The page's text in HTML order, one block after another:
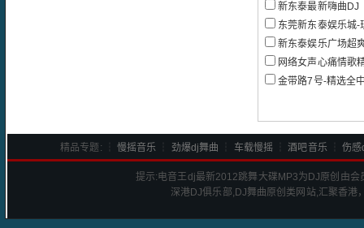
新东泰最新嗨曲DJ
东莞新东泰娱乐城-
新东泰娱乐广场超
网络女声心痛情歌精选集-
金带路7号-精选全
精品专题: ┆ 慢摇音乐 劲爆dj舞曲 车载慢摇 ┆酒吧音乐┆伤感
提示:电音王dj最新2012跳舞大碟 MP3为DJ原创由
深港DJ俱乐部,DJ舞曲原创类网站,汇聚香港